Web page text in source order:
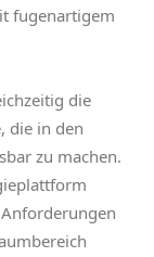
fugenartigem
die
die in den
zu machen.